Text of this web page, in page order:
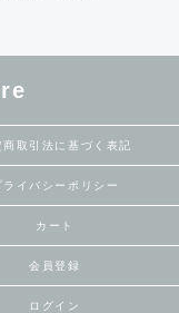
商取引法に基づく表記
ライバシーポリシー
カート
会員登録
ログイン